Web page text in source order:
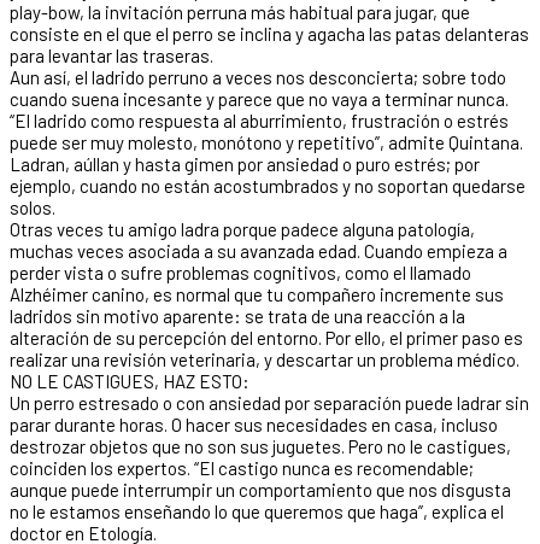
play-bow, la invitación perruna más habitual para jugar, que
consiste en el que el perro se inclina y agacha las patas delanteras
para levantar las traseras.
Aun así, el ladrido perruno a veces nos desconcierta; sobre todo
cuando suena incesante y parece que no vaya a terminar nunca.
“El ladrido como respuesta al aburrimiento, frustración o estrés
puede ser muy molesto, monótono y repetitivo”, admite Quintana.
Ladran, aúllan y hasta gimen por ansiedad o puro estrés; por
ejemplo, cuando no están acostumbrados y no soportan quedarse
solos.
Otras veces tu amigo ladra porque padece alguna patología,
muchas veces asociada a su avanzada edad. Cuando empieza a
perder vista o sufre problemas cognitivos, como el llamado
Alzhéimer canino, es normal que tu compañero incremente sus
ladridos sin motivo aparente: se trata de una reacción a la
alteración de su percepción del entorno. Por ello, el primer paso es
realizar una revisión veterinaria, y descartar un problema médico.
NO LE CASTIGUES, HAZ ESTO:
Un perro estresado o con ansiedad por separación puede ladrar sin
parar durante horas. O hacer sus necesidades en casa, incluso
destrozar objetos que no son sus juguetes. Pero no le castigues,
coinciden los expertos. “El castigo nunca es recomendable;
aunque puede interrumpir un comportamiento que nos disgusta
no le estamos enseñando lo que queremos que haga”, explica el
doctor en Etología.